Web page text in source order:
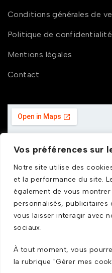
Vos préférences sur
Notre site utilise des
et la performance du site.
également de vous
personnalisés, publicitaires
vous laisser interagir avec
sociaux.
À tout moment, vous
la rubrique "Gérer mes
Conditions générales de
Politique de confidentialité
Mentions légales
Contact